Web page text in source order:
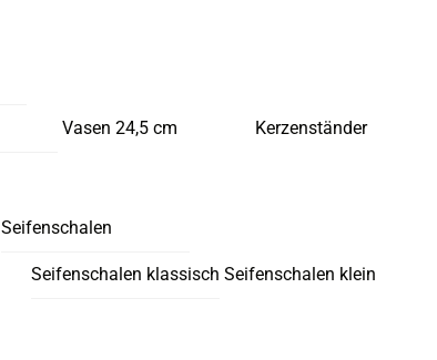
Vasen 24,5 cm Kerzenständer
Seifenschalen
Seifenschalen klassisch Seifenschalen klein